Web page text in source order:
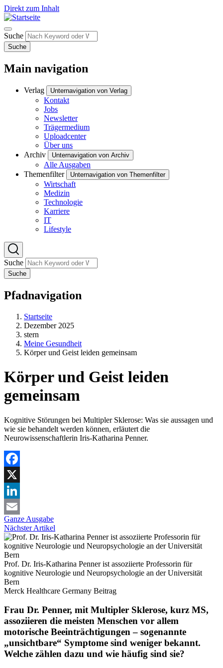
Direkt zum Inhalt
Suche
Suche
Main navigation
Verlag Unternavigation von Verlag
Kontakt
Jobs
Newsletter
Trägermedium
Uploadcenter
Über uns
Archiv
Unternavigation von Archiv
Alle Ausgaben
Themenfilter
Unternavigation von Themenfilter
Wirtschaft
Medizin
Technologie
Karriere
IT
Lifestyle
Suche
Suche
Pfadnavigation
Startseite
Dezember 2025
stern
Meine Gesundheit
Körper und Geist leiden gemeinsam
Körper und Geist leiden
gemeinsam
Kognitive Störungen bei Multipler Sklerose: Was sie aussagen und
wie sie behandelt werden können, erläutert die
Neurowissenschaftlerin Iris-Katharina Penner.
Facebook
X
LinkedIn
Email
Ganze Ausgabe
Nächster Artikel
Prof. Dr. Iris-Katharina Penner ist assoziierte Professorin für
kognitive Neurologie und Neuropsychologie an der Universität
Bern
Merck Healthcare Germany Beitrag
Frau Dr. Penner, mit Multipler Sklerose, kurz MS,
assoziieren die meisten Menschen vor allem
motorische Beeinträchtigungen – sogenannte
„unsichtbare“ Symptome sind weniger bekannt.
Welche zählen dazu und wie häufig sind sie?